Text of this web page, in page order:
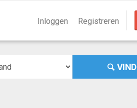
Inloggen Registreren
VIND